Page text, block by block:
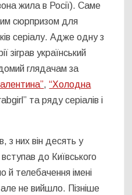
жила в Росії). Саме
сюрпризом для
серіалу. Адже одну з
зіграв український
глядачам за
,“Холодна
та ряду серіалів і
з них він десять у
вступав до Київського
й телебачення імені
не вийшло. Пізніше